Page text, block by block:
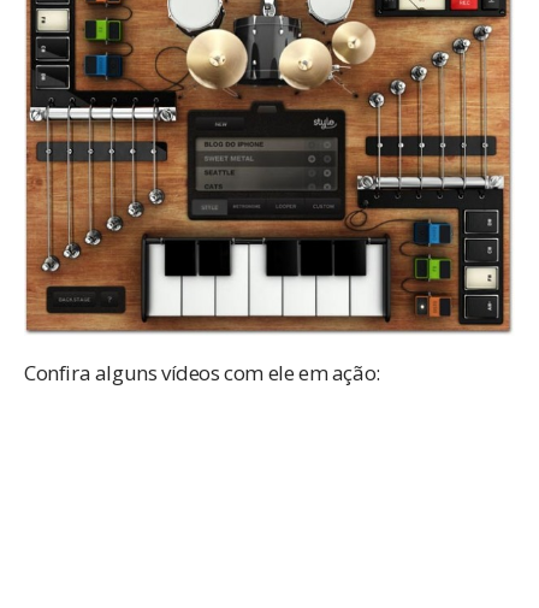
Confira alguns vídeos com ele em ação: